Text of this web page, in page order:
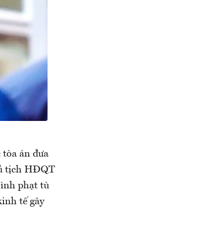
án đưa
tịch HĐQT
phạt tù
tế gây